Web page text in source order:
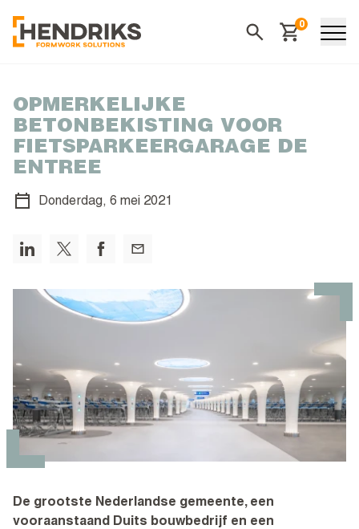
0
Winkelwagen
OPMERKELIJKE
BETONBEKISTING VOOR
FIETSPARKEERGARAGE DE
ENTREE
Donderdag, 6 mei 2021
De grootste Nederlandse gemeente, een
vooraanstaand Duits bouwbedrijf en een